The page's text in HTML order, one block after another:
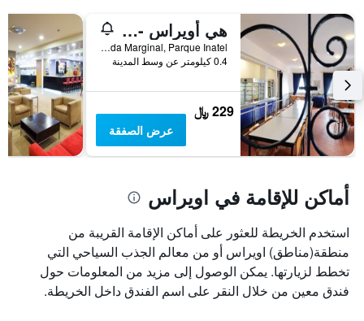
هي أويراس - بوسادا دي خوفينتود - هوستل
Estrada Marginal, Parque Inatel, اويراس, محافظة لشبونة, البرتغال
0.4 كيلومتر عن وسط المدينة
229 ﷼
عرض الصفقة
أماكن للإقامة في اويراس
استخدم الخريطة للعثور على أماكن الإقامة القريبة من
منطقة(مناطق) اويراس أو من معالم الجذب السياحي التي
تخطط لزيارتها. يمكن الوصول إلى مزيد من المعلومات حول
فندق معين من خلال النقر على اسم الفندق داخل الخريطة.